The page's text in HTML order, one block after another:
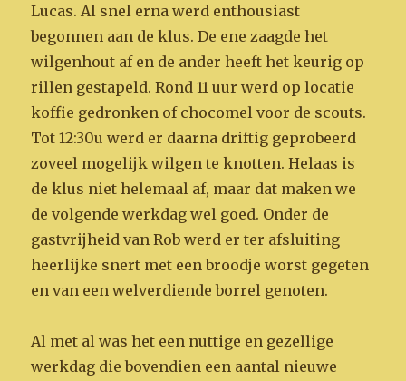
Lucas. Al snel erna werd enthousiast
begonnen aan de klus. De ene zaagde het
wilgenhout af en de ander heeft het keurig op
rillen gestapeld. Rond 11 uur werd op locatie
koffie gedronken of chocomel voor de scouts.
Tot 12:30u werd er daarna driftig geprobeerd
zoveel mogelijk wilgen te knotten. Helaas is
de klus niet helemaal af, maar dat maken we
de volgende werkdag wel goed. Onder de
gastvrijheid van Rob werd er ter afsluiting
heerlijke snert met een broodje worst gegeten
en van een welverdiende borrel genoten.
Al met al was het een nuttige en gezellige
werkdag die bovendien een aantal nieuwe